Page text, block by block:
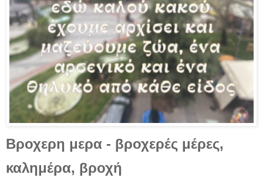
Βροχερη μερα - βροχερές μέρες,
καλημέρα, βροχή